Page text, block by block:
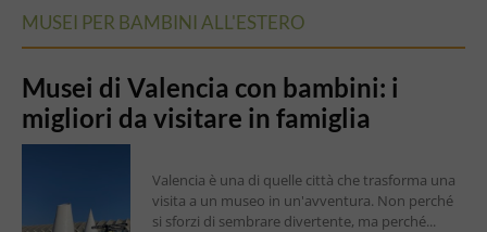
MUSEI PER BAMBINI ALL'ESTERO
Musei di Valencia con bambini: i
migliori da visitare in famiglia
Valencia è una di quelle città che trasforma una
visita a un museo in un'avventura. Non perché
si sforzi di sembrare divertente, ma perché...